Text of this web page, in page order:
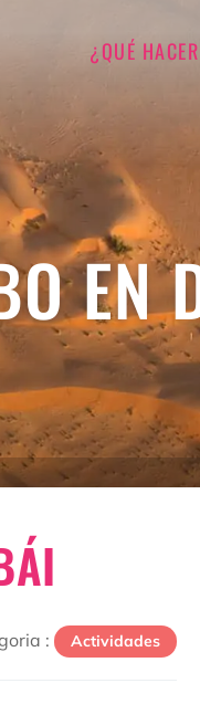
¿QUÉ
EN
: Actividades